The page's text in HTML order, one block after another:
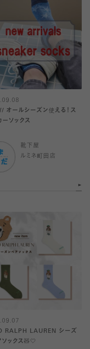
！ス
ーソックス
靴下屋
ルミネ町田店
RALPH LAUREN シーズ
ソックス🧸🤍